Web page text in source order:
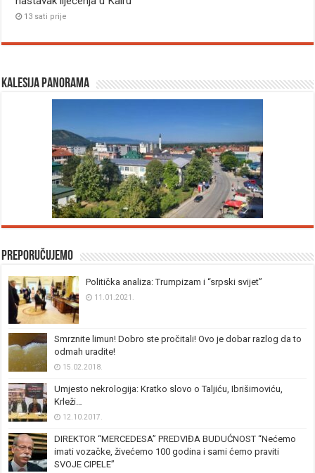
13 sati prije
Kalesija panorama
Preporučujemo
Politička analiza: Trumpizam i “srpski svijet”
11.01.2021.
Smrznite limun! Dobro ste pročitali! Ovo je dobar razlog da to
odmah uradite!
15.02.2018.
Umjesto nekrologija: Kratko slovo o Taljiću, Ibrišimoviću,
Krleži…
12.10.2017.
DIREKTOR “MERCEDESA” PREDVIĐA BUDUĆNOST “Nećemo
imati vozačke, živećemo 100 godina i sami ćemo praviti
SVOJE CIPELE”